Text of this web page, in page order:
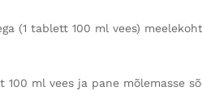
(1 tablett 100 ml vees)
ml vees ja pane mõlemasse